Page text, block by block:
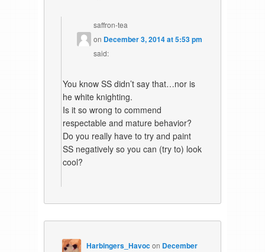
saffron-tea
on December 3, 2014 at 5:53 pm
said:
You know SS didn’t say that…nor is
he white knighting.
Is it so wrong to commend
respectable and mature behavior?
Do you really have to try and paint
SS negatively so you can (try to) look
cool?
Harbingers_Havocon December